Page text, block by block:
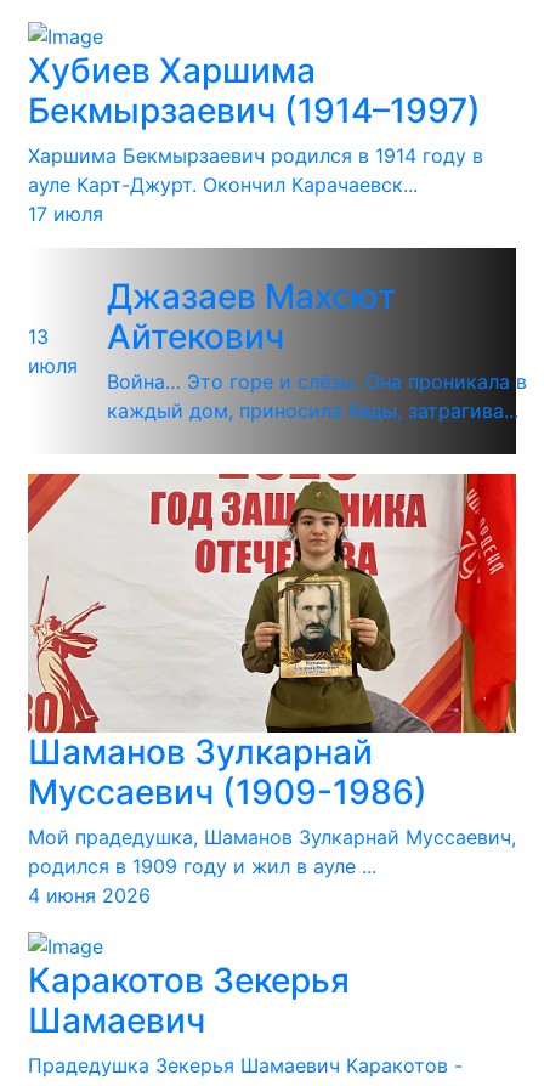
Хубиев Харшима
Бекмырзаевич (1914–1997)
Харшима Бекмырзаевич родился в 1914 году в
ауле Карт-Джурт. Окончил Карачаевск...
17 июля
13
июля
Джазаев Махсют
Айтекович
Война… Это горе и слёзы. Она проникала в
каждый дом, приносила беды, затрагива...
Шаманов Зулкарнай
Муссаевич (1909-1986)
Мой прадедушка, Шаманов Зулкарнай Муссаевич,
родился в 1909 году и жил в ауле ...
4 июня 2026
Каракотов Зекерья
Шамаевич
Прадедушка Зекерья Шамаевич Каракотов -